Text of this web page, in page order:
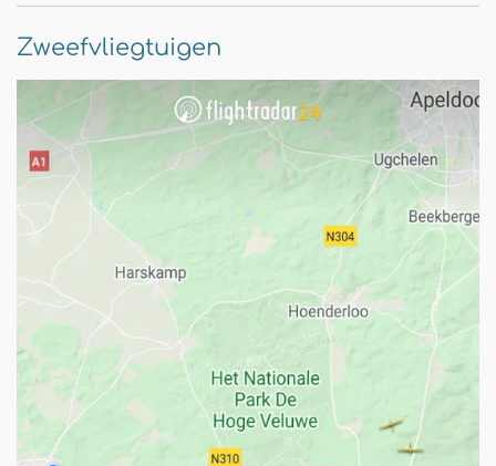
Zweefvliegtuigen